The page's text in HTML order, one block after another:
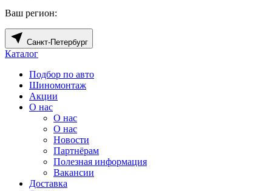
Ваш регион:
Санкт-Петербург
Каталог
Подбор по авто
Шиномонтаж
Акции
О нас
О нас
О нас
Новости
Партнёрам
Полезная информация
Вакансии
Доставка